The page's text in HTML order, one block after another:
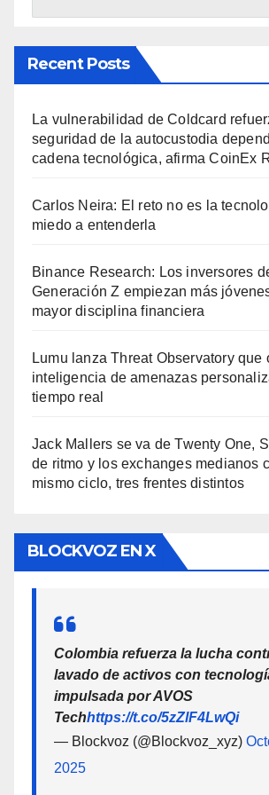
Recent Posts
La vulnerabilidad de Coldcard
seguridad de la autocustodia
cadena tecnológica, afirma CoinEx
Carlos Neira: El reto no es la
miedo a entenderla
Binance Research: Los inversores
Generación Z empiezan más
mayor disciplina financiera
Lumu lanza Threat Observatory que
inteligencia de amenazas
tiempo real
Jack Mallers se va de Twenty One,
de ritmo y los exchanges medianos
mismo ciclo, tres frentes distintos
BLOCKVOZ EN X
Colombia refuerza la lucha
lavado de activos con
impulsada por AVOS
Techhttps://t.co/5zZlF4LwQi
— Blockvoz (@Blockvoz_xyz)
2025